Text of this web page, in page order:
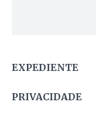
EXPEDIENTE
PRIVACIDADE